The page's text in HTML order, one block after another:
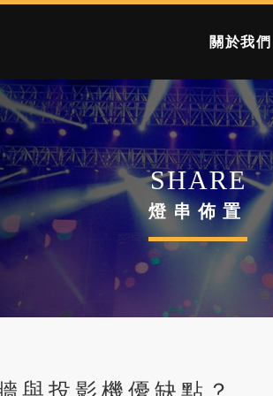
關於我們
ABOUT
燈串佈置